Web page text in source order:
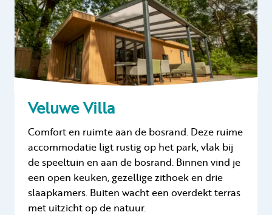
Veluwe Villa
Comfort en ruimte aan de bosrand. Deze ruime
accommodatie ligt rustig op het park, vlak bij
de speeltuin en aan de bosrand. Binnen vind je
een open keuken, gezellige zithoek en drie
slaapkamers. Buiten wacht een overdekt terras
met uitzicht op de natuur.